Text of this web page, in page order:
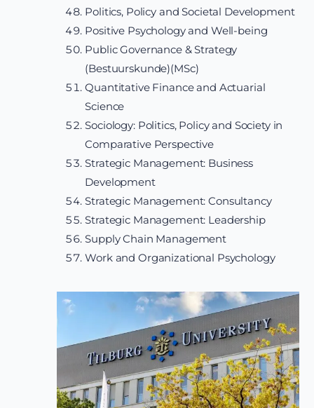
Politics, Policy and Societal Development
Positive Psychology and Well-being
Public Governance & Strategy
(Bestuurskunde)(MSc)
Quantitative Finance and Actuarial
Science
Sociology: Politics, Policy and Society in
Comparative Perspective
Strategic Management: Business
Development
Strategic Management: Consultancy
Strategic Management: Leadership
Supply Chain Management
Work and Organizational Psychology